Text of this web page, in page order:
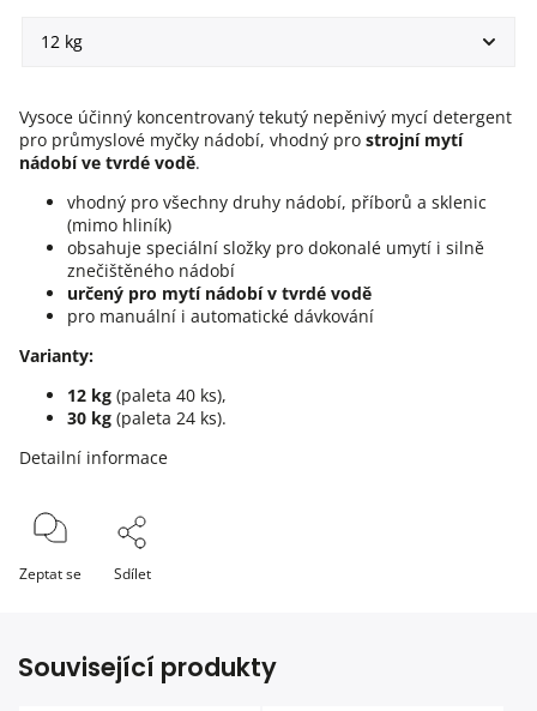
Vysoce účinný koncentrovaný tekutý nepěnivý mycí detergent
pro průmyslové myčky nádobí, vhodný pro strojní mytí
nádobí ve tvrdé vodě.
vhodný pro všechny druhy nádobí, příborů a sklenic
(mimo hliník)
obsahuje speciální složky pro dokonalé umytí i silně
znečištěného nádobí
určený pro mytí nádobí v tvrdé vodě
pro manuální i automatické dávkování
Varianty:
12 kg (paleta 40 ks),
30 kg (paleta 24 ks).
Detailní informace
Zeptat se Sdílet
Související produkty